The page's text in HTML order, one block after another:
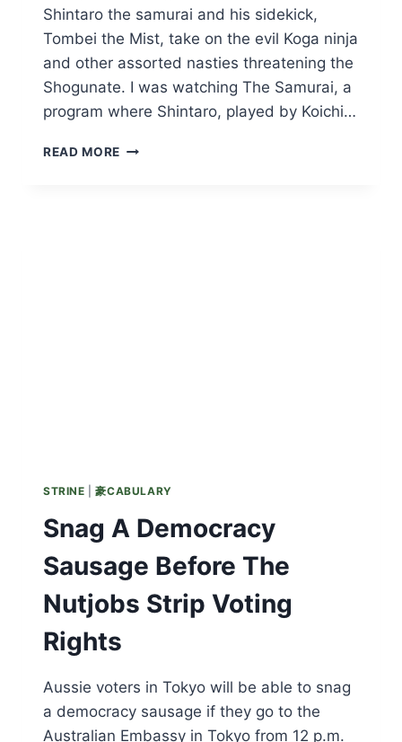
Shintaro the samurai and his sidekick,
Tombei the Mist, take on the evil Koga ninja
and other assorted nasties threatening the
Shogunate. I was watching The Samurai, a
program where Shintaro, played by Koichi…
READ MORE BIGGER
STRINE |豪CABULARY
Snag A Democracy
Sausage Before The
Nutjobs Strip Voting
Rights
Aussie voters in Tokyo will be able to snag
a democracy sausage if they go to the
Australian Embassy in Tokyo from 12 p.m.